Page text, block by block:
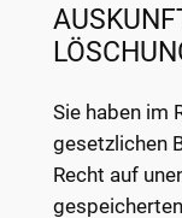
Sie haben im
gesetzlichen
Recht auf